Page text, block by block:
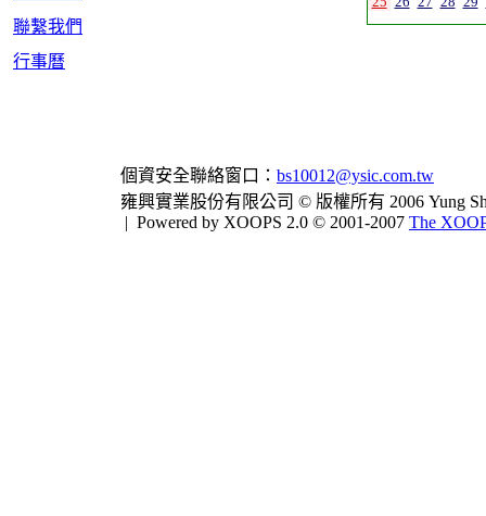
聯繫我們
行事曆
個資安全聯絡窗口： bs10012@ysic.com.tw
雍興實業股份有限公司 © 版權所有 2006 Yung
| Powered by XOOPS 2.0 © 2001-2007 The